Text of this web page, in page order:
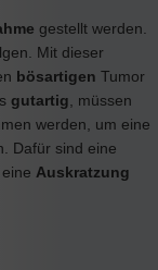
gestellt werden.
Mit dieser
bösartigen Tumor
gutartig , müssen
werden, um eine
Dafür sind eine
Auskratzung